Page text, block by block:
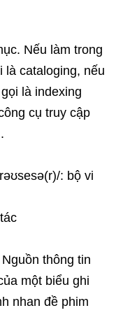
Nếu làm trong
là cataloging, nếu
là indexing
cụ truy cập
: bộ vi
thông tin
một biểu ghi
nhan đề phim